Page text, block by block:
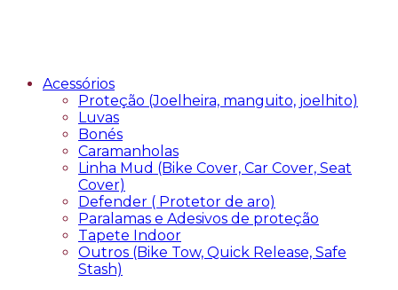
Acessórios
Proteção (Joelheira, manguito, joelhito)
Luvas
Bonés
Caramanholas
Linha Mud (Bike Cover, Car Cover, Seat
Cover)
Defender ( Protetor de aro)
Paralamas e Adesivos de proteção
Tapete Indoor
Outros (Bike Tow, Quick Release, Safe
Stash)